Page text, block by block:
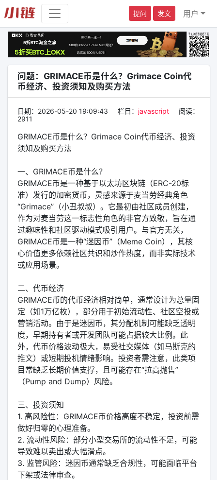
提问 发文 用户
问题：GRIMACE币是什么？Grimace Coin代
币经济、投资须知及购买方法
日期： 2026-05-20 19:09:43 栏目： javascript
阅读：
2911
GRIMACE币是什么？Grimace Coin代币经济、投资
须知及购买方法
一、GRIMACE币是什么？
GRIMACE币是一种基于以太坊区块链（ERC-20标
准）发行的加密货币，灵感来源于麦当劳经典角色
“Grimace”（小丑叔叔）。它最初由社区成员创建，
作为对麦当劳这一标志性角色的非官方致敬，旨在通
过趣味性和社区驱动模式吸引用户。与官方无关，
GRIMACE币是一种“迷因币”（Meme Coin），其核
心价值更多依赖社区共识和炒作热度，而非实际技术
或应用场景。
二、代币经济
GRIMACE币的代币经济相对简单，通常设计为总量固
定（如1万亿枚），部分用于初始流动性、社区空投或
营销活动。由于是迷因币，其分配机制可能缺乏透明
度，早期持有者或开发团队可能占据较大比例。此
外，代币价格波动极大，易受社交媒体（如马斯克的
推文）或短期投机情绪影响。投资者需注意，此类项
目常缺乏长期价值支撑，且可能存在“拉高抛售”
（Pump and Dump）风险。
三、投资须知
1. 高风险性：GRIMACE币价格高度不稳定，投资前需
做好归零的心理准备。
2. 流动性风险：部分小型交易所的流动性不足，可能
导致难以卖出或大幅滑点。
3. 监管风险：迷因币通常缺乏合规性，可能面临平台
下架或法律审查。